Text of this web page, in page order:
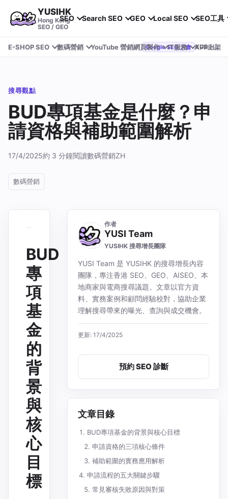
YUSIHK
Hong Kong
SEO / GEO
SEO Search SEO GEO Local SEO SEO工具
E-SHOP SEO 數碼營銷 YouTube 營銷網頁製作 IT服務 APP上架
Google SEO 大會 YUSIHK 近期參加 Google Search Central Live
搜尋觀點
BUD專項基金是什麼？申
請資格與補助範圍解析
17/4/2025約 3 分鐘閱讀數碼營銷ZH
數碼營銷
BUD
專
項
基
金
的
背
景
與
核
心
目
標
作者
YUSI Team
YUSIHK 搜尋增長團隊
YUSI Team 是 YUSIHK 的搜尋增長內容
團隊，專注香港 SEO、GEO、AISEO、本
地商家與電商搜尋議題。文章以官方資
料、實務案例和顧問經驗校對，協助企業
理解搜尋帶來的曝光、查詢與成交機會。
更新: 17/4/2025
預約 SEO 診斷
文章目錄
BUD專項基金的背景與核心目標
申請資格的三項核心條件
補助範圍的實務應用解析
申請流程的五大關鍵步驟
常見審核失敗原因與對策